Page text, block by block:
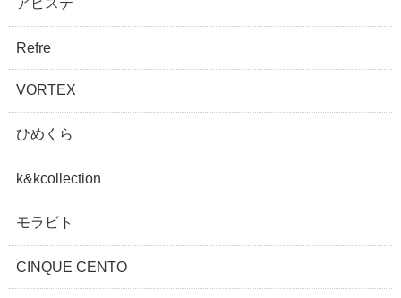
Refre
VORTEX
ひめくら
k&kcollection
モラビト
CINQUE CENTO